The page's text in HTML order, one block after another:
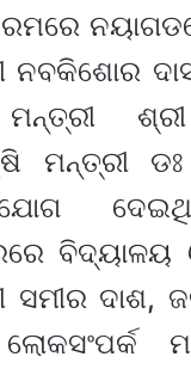
ନବକିଶୋର
ମନ୍ତ୍ରୀ
ବିଦ୍ୟାଳୟ
ସମୀର ଦାଶ,